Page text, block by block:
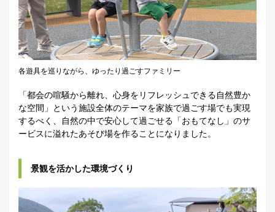
各遊具を巡りながら、ゆったり過ごすファミリー
「都会の喧騒から離れ、心身をリフレッシュできる自然豊か
な空間」という施設全体のテーマを家族で過ごす場でも実現
するべく、自然の中で安心して過ごせる「おもてなし」のサ
ービスに溢れたあそび場を作ることになりました。
景観を活かした環境づくり